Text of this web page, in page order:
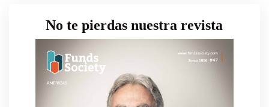
No te pierdas nuestra revista